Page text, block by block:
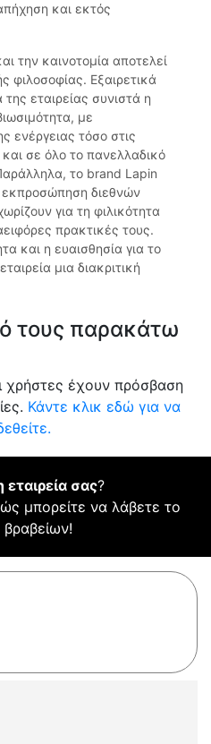
και εκτός
την καινοτομία αποτελεί
φιλοσοφίας. Εξαιρετικά
εταιρείας συνιστά η
με
ενέργειας τόσο στις
σε όλο το πανελλαδικό
το brand Lapin
εκπροσώπηση διεθνών
για τη φιλικότητα
πρακτικές τους.
και η ευαισθησία για το
μια διακριτική
τους παρακάτω
χρήστες έχουν πρόσβαση
Κάντε κλικ εδώ για να
εταιρεία σας?
μπορείτε να λάβετε το